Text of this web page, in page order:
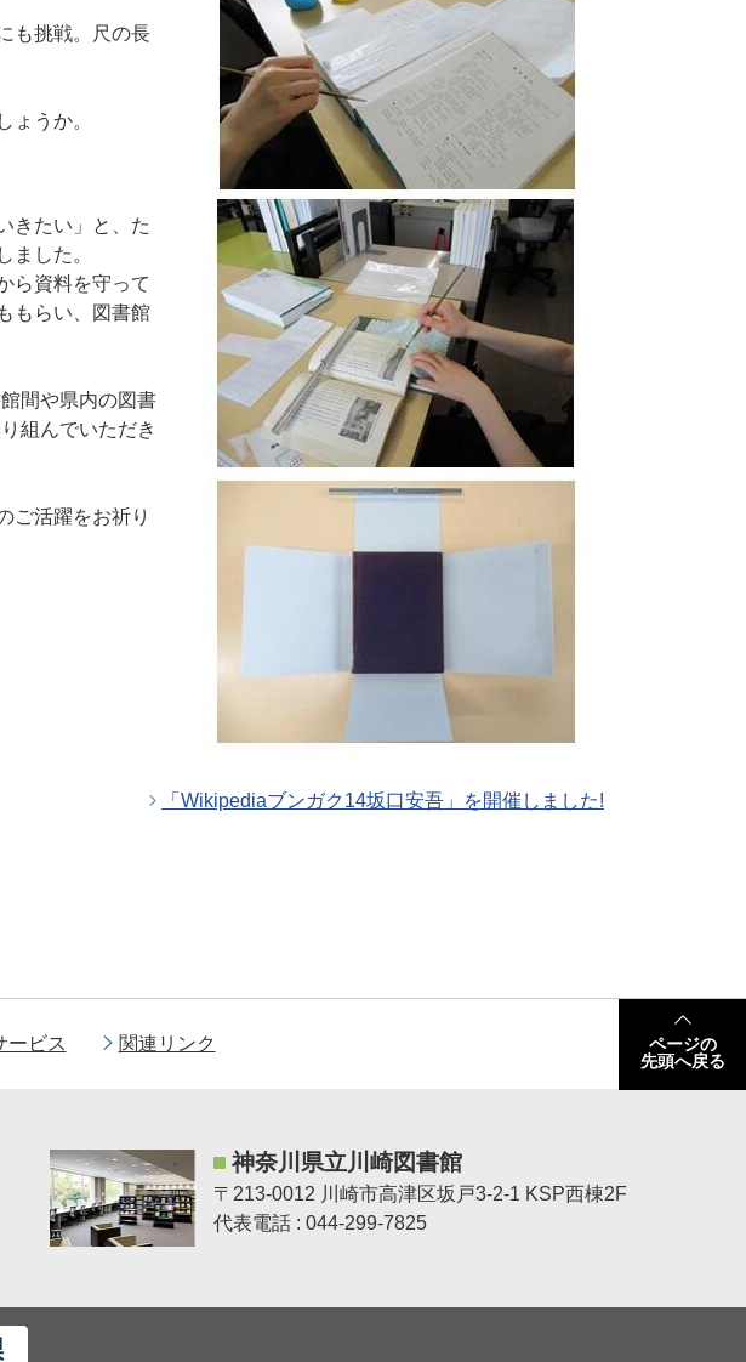
も挑戦。尺の長
ょうか。
きたい」と、た
ました。
ら資料を守って
もらい、図書館
間や県内の図書
組んでいただき
ご活躍をお祈り
「Wikipediaブンガク14坂口安吾」を開催しました!
ービス 関連リンク
ページの
先頭へ戻る
神奈川県立川崎図書館
〒213-0012 川崎市高津区坂戸3-2-1 KSP西棟2F
代表電話 : 044-299-7825